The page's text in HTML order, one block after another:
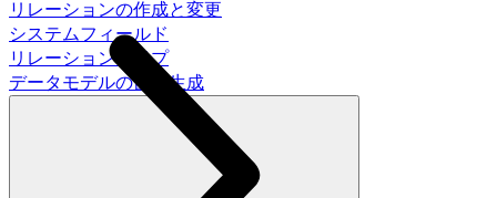
リレーションの作成と変更
システムフィールド
リレーションタイプ
データモデルの自動生成